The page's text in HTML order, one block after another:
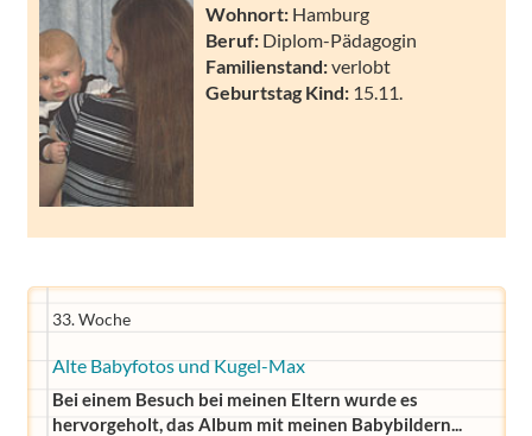
Wohnort: Hamburg
Beruf: Diplom-Pädagogin
Familienstand:verlobt
Geburtstag Kind: 15.11.
33. Woche
Alte Babyfotos und Kugel-Max
Bei einem Besuch bei meinen Eltern wurde es
hervorgeholt, das Album mit meinen Babybildern...